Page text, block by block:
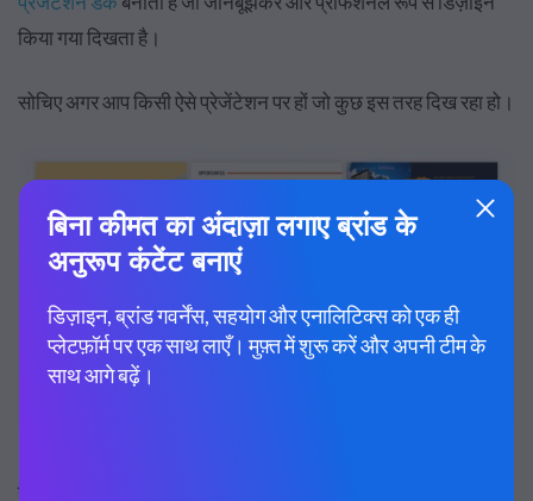
किया गया दिखता है।
सोचिए अगर आप किसी ऐसे प्रेजेंटेशन पर हों जो कुछ इस तरह दिख रहा हो।
यह गन्दा और अव्यवस्थित दिखता है। यह एक शौकिया दिखने वाला डिज़ाइन